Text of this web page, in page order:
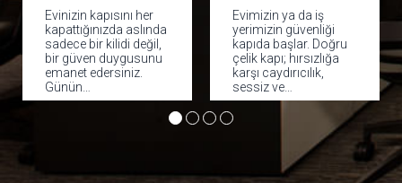
Evinizin kapısını her
kapattığınızda aslında
sadece bir kilidi değil,
bir güven duygusunu
emanet edersiniz.
Günün…
Evimizin ya da iş
yerimizin güvenliği
kapıda başlar. Doğru
çelik kapı; hırsızlığa
karşı caydırıcılık,
sessiz ve…